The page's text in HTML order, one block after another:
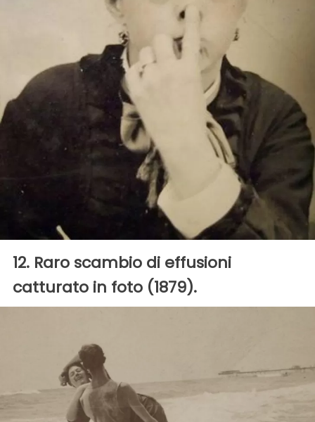
12. Raro scambio di effusioni
catturato in foto (1879).